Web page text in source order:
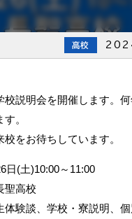
高校
校説明会を開催します。
。
をお待ちしています。
日(土)10:00～11:00
聖高校
体験談、学校・寮説明、